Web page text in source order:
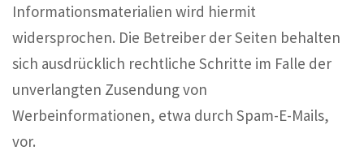
Informationsmaterialien wird hiermit
widersprochen. Die Betreiber der Seiten behalten
sich ausdrücklich rechtliche Schritte im Falle der
unverlangten Zusendung von
Werbeinformationen, etwa durch Spam-E-Mails,
vor.